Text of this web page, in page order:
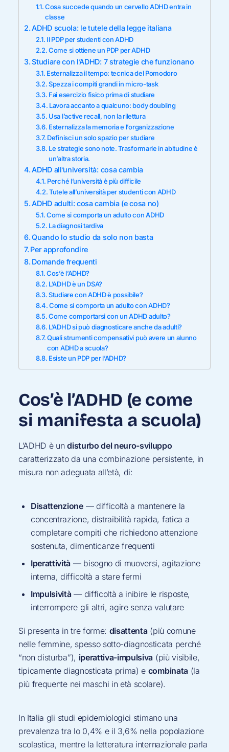
Cosa succede quando un cervello ADHD entra in
classe
ADHD scuola: le tutele della legge italiana
Il PDP per studenti con ADHD
Come si ottiene un PDP per ADHD
Studiare con l’ADHD: 7 strategie che funzionano
Esternalizza il tempo: tecnica del Pomodoro
Spezza i compiti grandi in micro-task
Fai esercizio fisico prima di studiare
Lavora accanto a qualcuno: body doubling
Usa l’active recall, non la rilettura
Esternalizza la memoria e l’organizzazione
Definisci un solo spazio per studiare
Le strategie sono note. Trasformarle in abitudine è
un’altra storia.
ADHD all’università: cosa cambia
Perché l’università è più difficile
Tutele all’università per studenti con ADHD
ADHD adulti: cosa cambia (e cosa no)
Come si comporta un adulto con ADHD
La diagnosi tardiva
Quando lo studio da solo non basta
Per approfondire
Domande frequenti
Cos’è l’ADHD?
L’ADHD è un DSA?
Studiare con ADHD è possibile?
Come si comporta un adulto con ADHD?
Come comportarsi con un ADHD adulto?
L’ADHD si può diagnosticare anche da adulti?
Quali strumenti compensativi può avere un alunno
con ADHD a scuola?
Esiste un PDP per l’ADHD?
Cos’è l’ADHD (e come
si manifesta a scuola)
L’ADHD è undisturbo del neuro-sviluppo
caratterizzato da una combinazione persistente, in
misura non adeguata all’età, di:
Disattenzione— difficoltà a mantenere la
concentrazione, distraibilità rapida, fatica a
completare compiti che richiedono attenzione
sostenuta, dimenticanze frequenti
Iperattività — bisogno di muoversi, agitazione
interna, difficoltà a stare fermi
Impulsività— difficoltà a inibire le risposte,
interrompere gli altri, agire senza valutare
Si presenta in tre forme: disattenta(più comune
nelle femmine, spesso sotto-diagnosticata perché
“non disturba”), iperattiva-impulsiva (più visibile,
tipicamente diagnosticata prima) e combinata(la
più frequente nei maschi in età scolare).
In Italia gli studi epidemiologici stimano una
prevalenza tra lo 0,4% e il 3,6% nella popolazione
scolastica, mentre la letteratura internazionale parla